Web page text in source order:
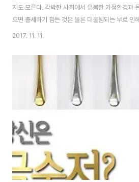
지도 모른다. 각박한 사회에서 유복한 가정환경과
으면 출세하기 힘든 것은 물론 대물림되는 부로 인
그 격차를 더해간다. 이러한 한국 사회의 불평등은
은 대한민국의 상황), ‘N포세대’ (많은 것을 포기
같이 최근에 탄생한 여러 신조어들에서 알아볼 수
큰 공감을 얻는 말은 ‘흙수저'와 ‘금수저'를 구분짓
저계급론'이란 ‘Born with a silver spoon in
2017. 11. 11.